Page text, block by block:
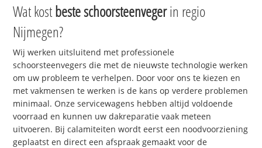
Wat kostbeste schoorsteenvegerin regio
Nijmegen?
Wij werken uitsluitend met professionele
schoorsteenvegers die met de nieuwste technologie werken
om uw probleem te verhelpen. Door voor ons te kiezen en
met vakmensen te werken is de kans op verdere problemen
minimaal. Onze servicewagens hebben altijd voldoende
voorraad en kunnen uw dakreparatie vaak meteen
uitvoeren. Bij calamiteiten wordt eerst een noodvoorziening
geplaatst en direct een afspraak gemaakt voor de